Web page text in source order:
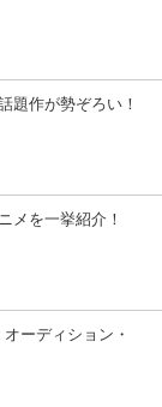
題作が勢ぞろい！
メを一挙紹介！
ーディション・